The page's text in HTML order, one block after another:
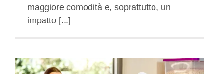
maggiore comodità e, soprattutto, un
impatto [...]